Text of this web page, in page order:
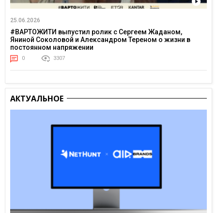
25.06.2026
#ВАРТОЖИТИ выпустил ролик с Сергеем Жаданом,
Яниной Соколовой и Александром Тереном о жизни в
постоянном напряжении
0 3307
АКТУАЛЬНОЕ